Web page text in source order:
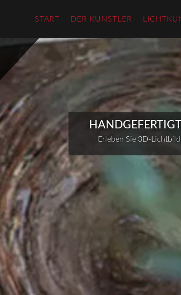
START DER KÜNSTLER
Erleben Sie 3D-